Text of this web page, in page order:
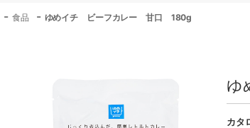
-食品 - ゆめイチ ビーフカレー 甘口 180g
ゆ
カタ